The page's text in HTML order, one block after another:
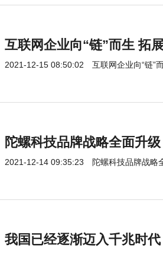
互联网企业向“链”而生 拓
2021-12-15 08:50:02 互联网企业向“链”
陀螺科技品牌战略全面升
2021-12-14 09:35:23 陀螺科技品牌战略
我国已经逐渐迈入千兆时